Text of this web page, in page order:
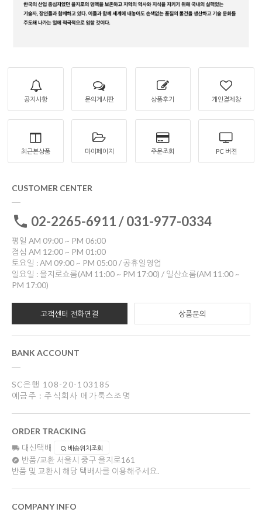
공지사항 문의게시판 상품후기 개인결제창
최근본상품 마이페이지 주문조회 PC 버젼
CUSTOMER CENTER
02-2265-6911 / 031-977-0334
평일 AM 09:00 ~ PM 06:00
점심 AM 12:00 ~ PM 01:00
토요일 : AM 09:00 ~ PM 05:00 / 공휴일영업
일요일 : 을지로쇼룸(AM 11:00 ~ PM 17:00) / 일산쇼룸(AM 11:00 ~
PM 17:00)
고객센터 전화연결 상품문의
BANK ACCOUNT
SC은행 108-20-103185
예금주 : 주식회사 메가룩스조명
ORDER TRACKING
대신택배 배송위치조회
반품/교환 서울시 중구 을지로161
반품 및 교환시 해당 택배사를 이용해주세요.
COMPANY INFO